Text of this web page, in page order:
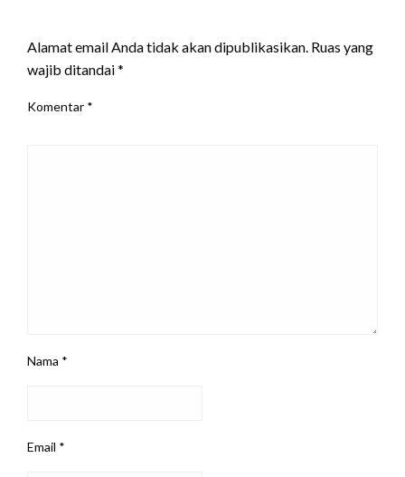
Alamat email Anda tidak akan dipublikasikan. Ruas yang
wajib ditandai*
Komentar *
Nama *
Email *